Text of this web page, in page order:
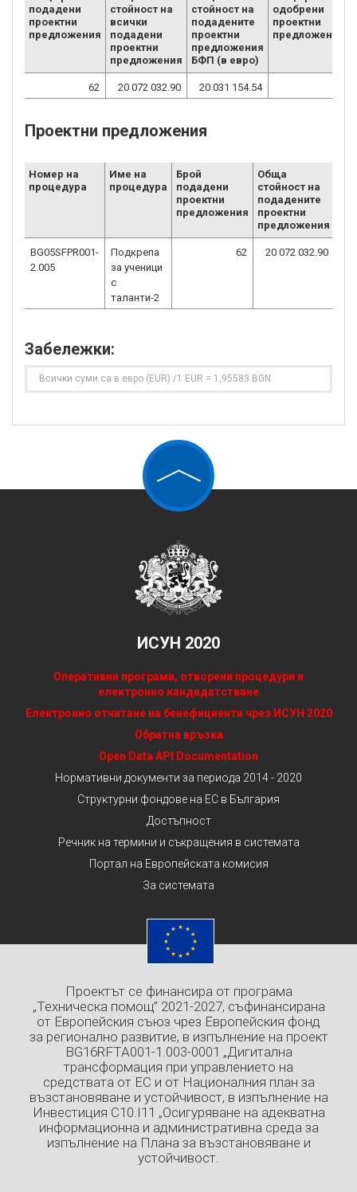
подадени
проектни
предложения
стойност на
всички
подадени
проектни
предложения
стойност на
подадените
проектни
предложения
БФП (в евро)
одобрени
проектни
предложения
62 20 072 032.90 20 031 154.54
Проектни предложения
Номер на
процедура
Име на
процедура
Брой
подадени
проектни
предложения
Обща
стойност на
подадените
проектни
предложения
BG05SFPR001-
2.005
Подкрепа
за ученици
с
таланти-2
62 20 072 032.90
Забележки:
Всички суми са в евро (EUR) /1 EUR = 1,95583 BGN
ИСУН 2020
Оперативни програми, отворени процедури и
електронно кандидатстване
Електронно отчитане на бенефициенти чрез ИСУН 2020
Обратна връзка
Open Data API Documentation
Нормативни документи за периода 2014 - 2020
Структурни фондове на ЕС в България
Достъпност
Речник на термини и съкращения в системата
Портал на Европейската комисия
За системата
Проектът се финансира от програма
„Техническа помощ” 2021-2027, съфинансирана
от Европейския съюз чрез Европейския фонд
за регионално развитие, в изпълнение на проект
BG16RFTA001-1.003-0001 „Дигитална
трансформация при управлението на
средствата от ЕС и от Националния план за
възстановяване и устойчивост, в изпълнение на
Инвестиция C10.I11 „Осигуряване на адекватна
информационна и административна среда за
изпълнение на Плана за възстановяване и
устойчивост.